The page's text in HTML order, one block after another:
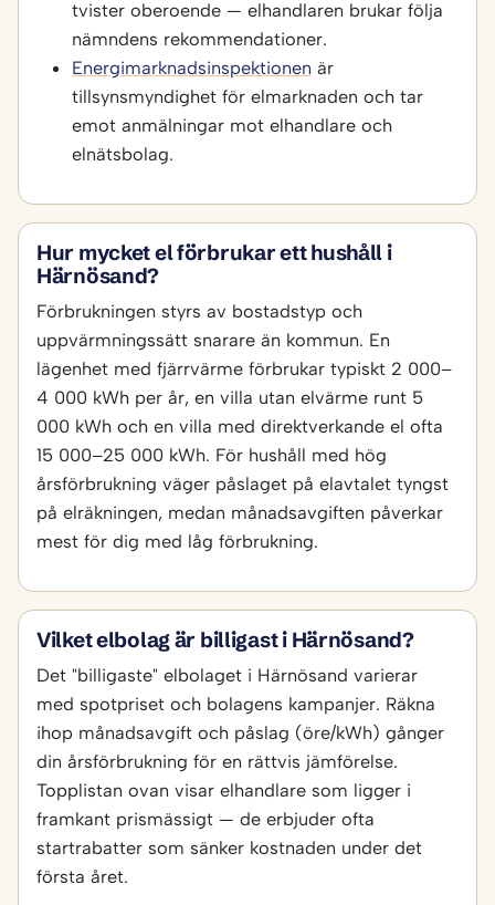
tvister oberoende — elhandlaren brukar följa
nämndens rekommendationer.
Energimarknadsinspektionen är
tillsynsmyndighet för elmarknaden och tar
emot anmälningar mot elhandlare och
elnätsbolag.
Hur mycket el förbrukar ett hushåll i
Härnösand?
Förbrukningen styrs av bostadstyp och
uppvärmningssätt snarare än kommun. En
lägenhet med fjärrvärme förbrukar typiskt 2 000–
4 000 kWh per år, en villa utan elvärme runt 5
000 kWh och en villa med direktverkande el ofta
15 000–25 000 kWh. För hushåll med hög
årsförbrukning väger påslaget på elavtalet tyngst
på elräkningen, medan månadsavgiften påverkar
mest för dig med låg förbrukning.
Vilket elbolag är billigast i Härnösand?
Det "billigaste" elbolaget i Härnösand varierar
med spotpriset och bolagens kampanjer. Räkna
ihop månadsavgift och påslag (öre/kWh) gånger
din årsförbrukning för en rättvis jämförelse.
Topplistan ovan visar elhandlare som ligger i
framkant prismässigt — de erbjuder ofta
startrabatter som sänker kostnaden under det
första året.